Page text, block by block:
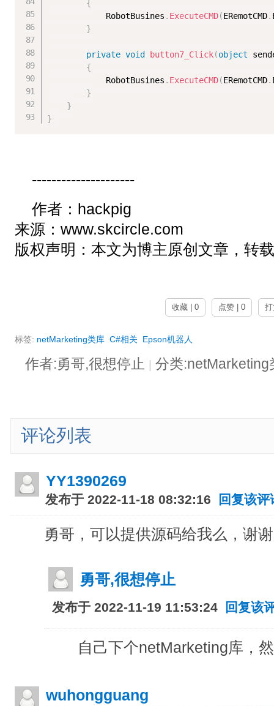
{
            RobotBusines
. ExecuteCMD(ERemotCMD.
}
private void button7_Click(object
{
            RobotBusines
. ExecuteCMD(ERemotCMD.
}
}
}
---------------------
作者：hackpig
来源：www.skcircle.com
版权声明：本文为博主原创文章，转
收藏 | 0 点赞 | 0
标签: netMarketing类库 C#相关 Epson机器人
作者:勇哥,很想停止 | 分类
评论列表
YY1390269
发布于 2022-11-18 08:32:16 回复该评
勇哥，可以提供源码给我么，谢
勇哥,很想停止
发布于 2022-11-19 11:53:24 回复该
自己下个netMarketing库，
wuhongguang